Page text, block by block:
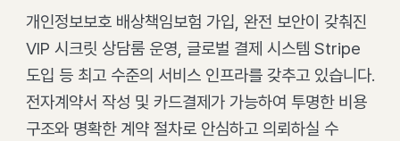
개인정보보호 배상책임보험 가입, 완전 보안이 갖춰진
VIP 시크릿 상담룸 운영, 글로벌 결제 시스템 Stripe
도입 등 최고 수준의 서비스 인프라를 갖추고 있습니다.
전자계약서 작성 및 카드결제가 가능하여 투명한 비용
구조와 명확한 계약 절차로 안심하고 의뢰하실 수